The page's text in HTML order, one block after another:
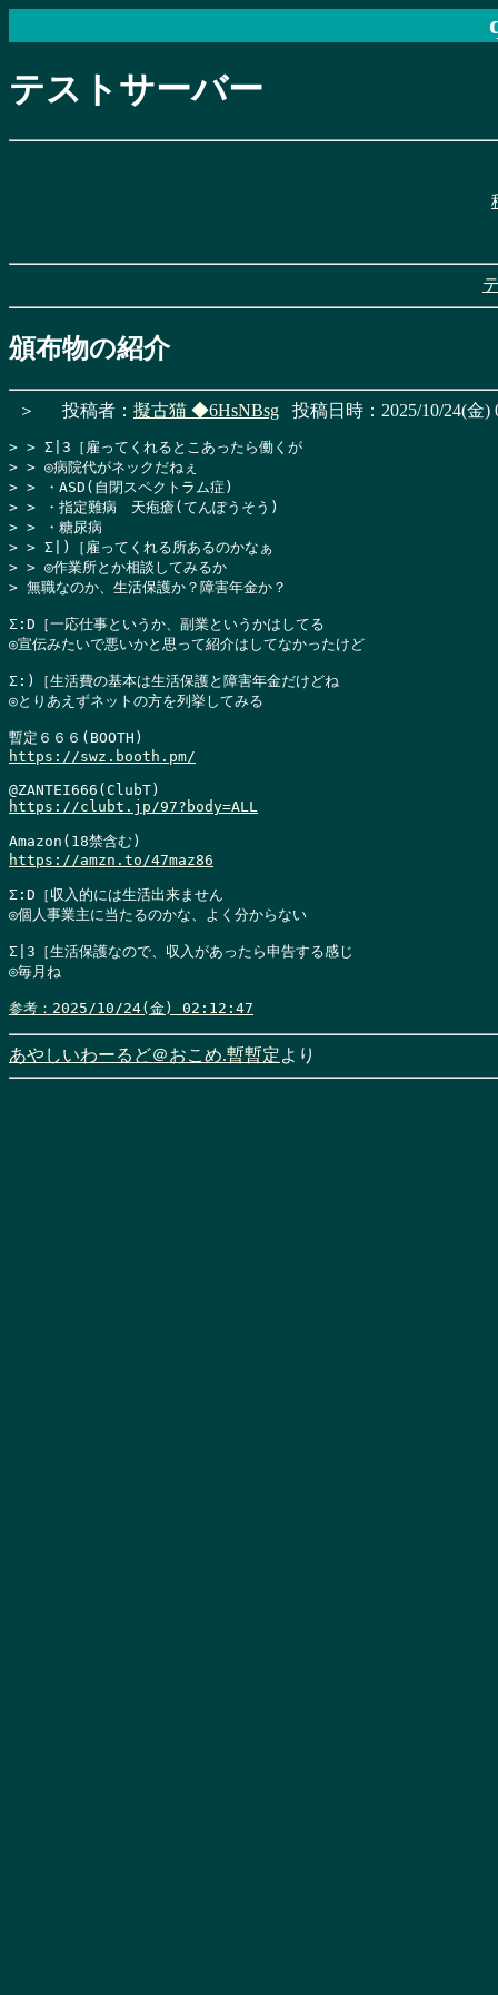
テストサーバー
頒布物の紹介
＞ 投稿者： 擬古猫 ◆6HsNBsg 投稿日時：2025/10/24(金)
> > Σ|3［雇ってくれるとこあったら働くが
> > ◎病院代がネックだねぇ
> > ・ASD(自閉スペクトラム症)
> > ・指定難病　天疱瘡(てんぽうそう)
> > ・糖尿病
> > Σ|)［雇ってくれる所あるのかなぁ
> > ◎作業所とか相談してみるか
> 無職なのか、生活保護か？障害年金か？
Σ:D［一応仕事というか、副業というかはしてる
◎宣伝みたいで悪いかと思って紹介はしてなかったけど
Σ:)［生活費の基本は生活保護と障害年金だけどね
◎とりあえずネットの方を列挙してみる
https://swz.booth.pm/
https://clubt.jp/97?body=ALL
https://amzn.to/47maz86
Σ:D［収入的には生活出来ません
◎個人事業主に当たるのかな、よく分からない
Σ|3［生活保護なので、収入があったら申告する感じ
◎毎月ね
参考：2025/10/24(金) 02:12:47
あやしいわーるど＠おこめ.暫暫定より